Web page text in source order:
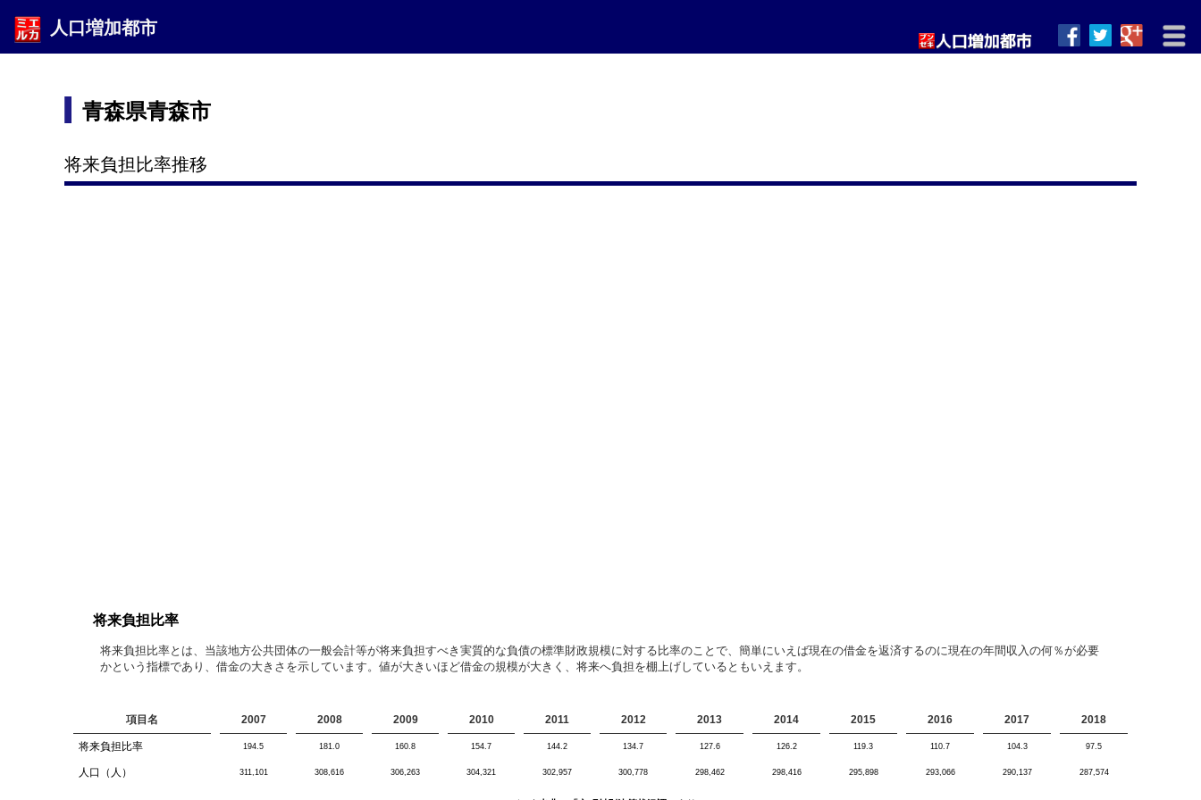
人口増加都市
青森県青森市
将来負担比率推移
将来負担比率
将来負担比率とは、当該地方公共団体の一般会計等が将来負担すべき実質的な負債の標準財政規模に対する比率のことで、簡単にいえば現在の借金を返済するのに現在の年間収入の何％が必要
かという指標であり、借金の大きさを示しています。値が大きいほど借金の規模が大きく、将来へ負担を棚上げしているともいえます。
項目名 2007 2008 2009 2010 2011 2012 2013 2014 2015 2016 2017 2018
将来負担比率 194.5 181.0 160.8 154.7 144.2 134.7 127.6 126.2 119.3 110.7 104.3 97.5
人口（人） 311,101 308,616 306,263 304,321 302,957 300,778 298,462 298,416 295,898 293,066 290,137 287,574